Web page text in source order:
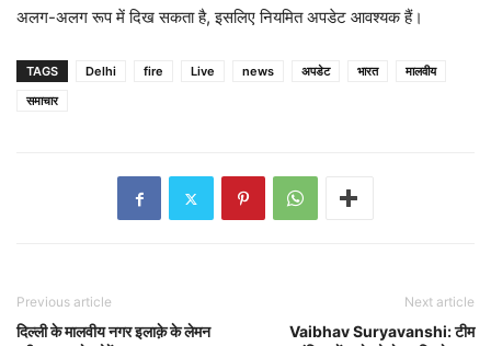
अलग-अलग रूप में दिख सकता है, इसलिए नियमित अपडेट आवश्यक हैं।
TAGS Delhi fire Live news अपडेट भारत
मालवीय
समाचार
Previous article
दिल्ली के मालवीय नगर इलाक़े के लेमन
Next article
Vaibhav Suryavanshi: टीम